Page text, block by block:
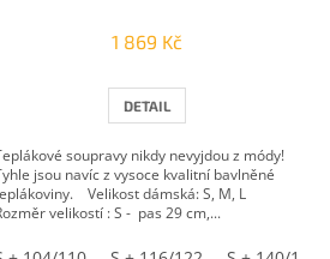
1 869 Kč
DETAIL
soupravy nikdy nevyjdou z módy!
jsou navíc z vysoce kvalitní bavlněné
Velikost dámská: S, M, L
velikostí : S - pas 29 cm,...